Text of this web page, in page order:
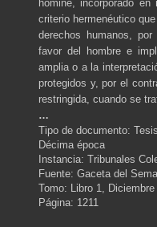
homine, incorporado
criterio hermenéutico
derechos humanos,
favor del hombre e
amplia o a la
protegidos y, por el
restringida, cuando se
…
Tipo de documento:
Décima época
Instancia: Tribunales
Fuente: Gaceta del
Tomo: Libro 1,
Página: 1211